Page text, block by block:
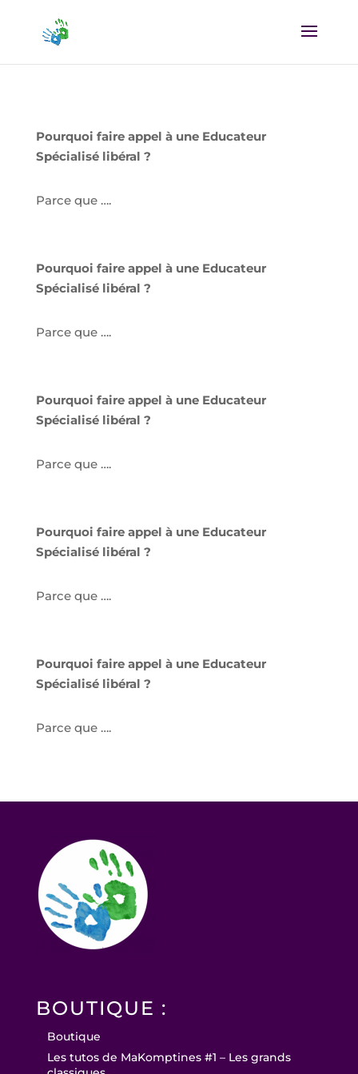
Pourquoi faire appel à une Educateur
Spécialisé libéral ?
Parce que ….
Pourquoi faire appel à une Educateur
Spécialisé libéral ?
Parce que ….
Pourquoi faire appel à une Educateur
Spécialisé libéral ?
Parce que ….
Pourquoi faire appel à une Educateur
Spécialisé libéral ?
Parce que ….
Pourquoi faire appel à une Educateur
Spécialisé libéral ?
Parce que ….
BOUTIQUE :
Boutique
Les tutos de MaKomptines #1 – Les grands